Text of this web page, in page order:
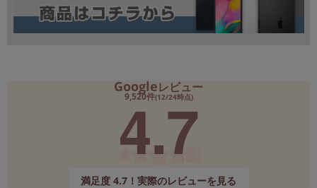
Googleレビュー
9,520件(12/24時点)
4.7
満足度 4.7！実際のレビューを見る